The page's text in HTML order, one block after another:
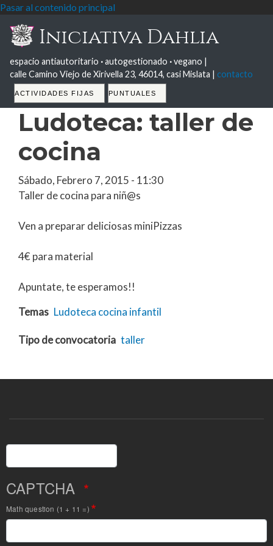
Pasar al contenido principal
Iniciativa Dahlia
espacio antiautoritario ·autogestionado ·vegano |
calle Camino Viejo de Xirivella 23, 46014, casi Mislata | contacto
Tabs
ACTIVIDADES FIJAS PUNTUALES
Ludoteca: taller de
cocina
Sábado, Febrero 7, 2015 - 11:30
Taller de cocina para niñ@s
Ven a preparar deliciosas miniPizzas
4€ para material
Apuntate, te esperamos!!
Temas Ludoteca cocina infantil
Tipo de convocatoria taller
Buscar
CAPTCHA
Math question (1 + 11 =)